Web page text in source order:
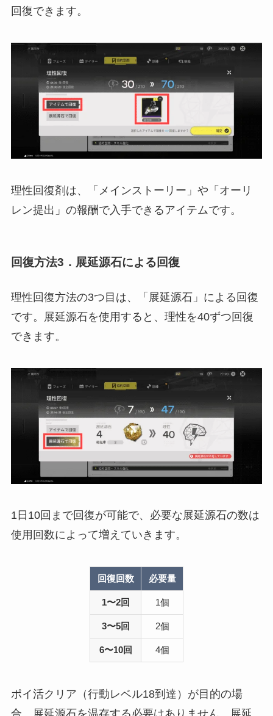
回復できます。
理性回復剤は、「メインストーリー」や「オーリ
レン提出」の報酬で入手できるアイテムです。
回復方法3．展延源石による回復
理性回復方法の3つ目は、「展延源石」による回復
です。展延源石を使用すると、理性を40ずつ回復
できます。
1日10回まで回復が可能で、必要な展延源石の数は
使用回数によって増えていきます。
回復回数 必要量
1〜2回 1個
3〜5回 2個
6〜10回 4個
ポイ活クリア（行動レベル18到達）が目的の場